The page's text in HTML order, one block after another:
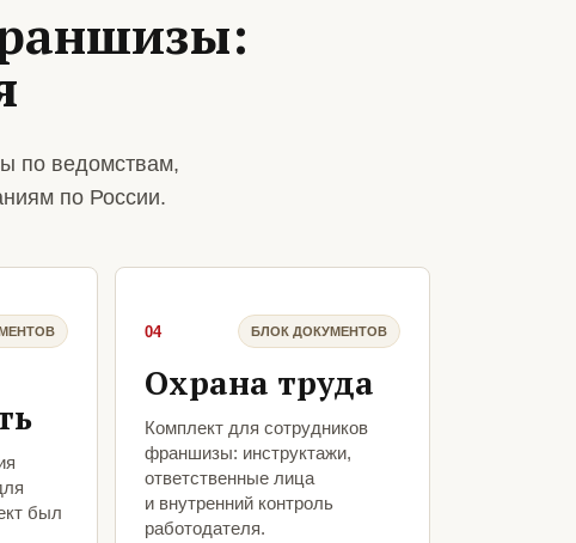
по ведомствам,
по России.
был
04 БЛОК ДОКУМЕНТОВ
Охрана труда
Комплект для сотрудников
франшизы: инструктажи,
ответственные лица
и внутренний контроль
работодателя.